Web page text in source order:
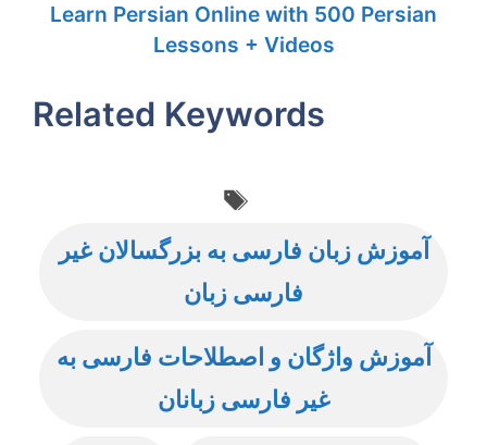
Learn Persian Online with 500 Persian
Lessons + Videos
Related Keywords
آموزش زبان فارسی به بزرگسالان غیر
فارسی زبان
آموزش واژگان و اصطلاحات فارسی به
غیر فارسی زبانان